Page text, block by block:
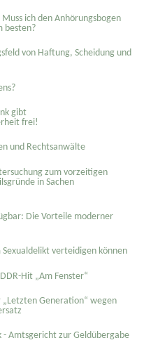
ich den Anhörungsbogen
besten?
von Haftung, Scheidung und
gibt
frei!
und Rechtsanwälte
zum vorzeitigen
in Sachen
Die Vorteile moderner
verteidigen können
Hit „Am Fenster“
Generation“ wegen
Amtsgericht zur Geldübergabe